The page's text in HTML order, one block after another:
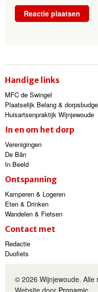
Handige links
MFC de Swingel
Plaatselijk Belang &
Huisartsenpraktijk Wijnjewoude
In en om het dorp
Verenigingen
De Bân
In Beeld
Ontspanning
Kamperen & Logeren
Eten & Drinken
Wandelen & Fietsen
Contact met
Redactie
Duofiets
© 2026 Wijnjewoude. Alle